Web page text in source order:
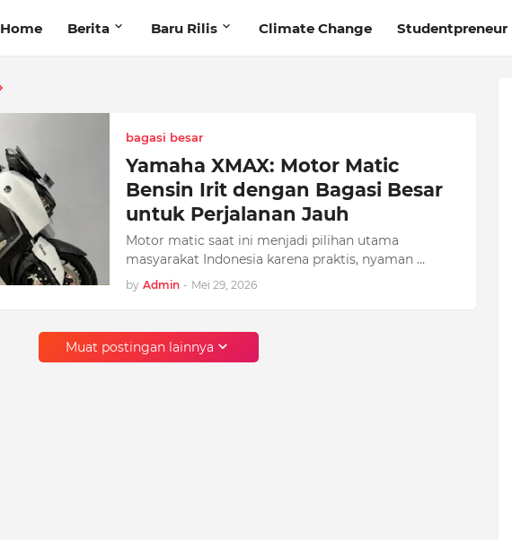
Home Berita Baru Rilis Climate Change Studentpreneur
bagasi besar
Yamaha XMAX: Motor Matic
Bensin Irit dengan Bagasi Besar
untuk Perjalanan Jauh
Motor matic saat ini menjadi pilihan utama
masyarakat Indonesia karena praktis, nyaman …
by Admin - Mei 29, 2026
Muat postingan lainnya